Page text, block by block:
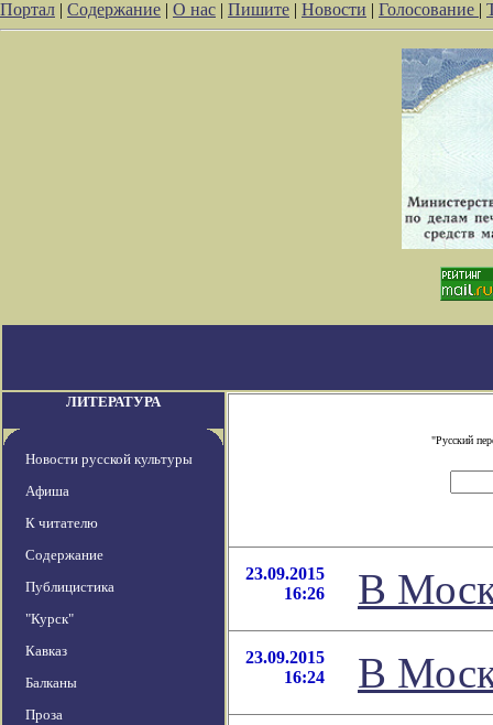
Портал | Содержание | О нас | Пишите | Новости | Голосование |
ЛИТЕРАТУРА
Новости русской культуры
Афиша
К читателю
Содержание
Публицистика
"Курск"
Кавказ
Балканы
Проза
"Русский
23.09.2015
16:26
В
23.09.2015
16:24
В